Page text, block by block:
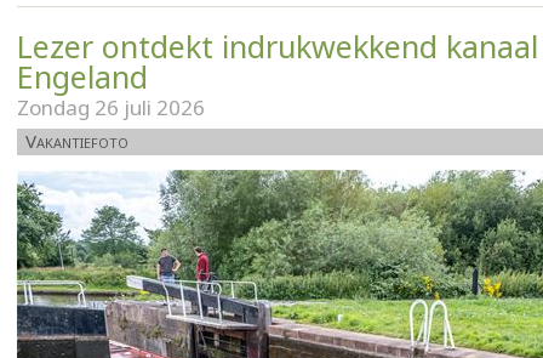
Lezer ontdekt indrukwekkend
Engeland
Zondag 26 juli 2026
Vakantiefoto